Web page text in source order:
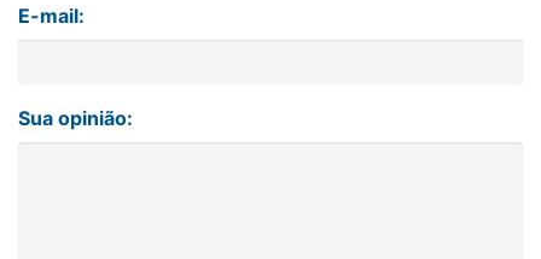
E-mail:
Sua opinião: